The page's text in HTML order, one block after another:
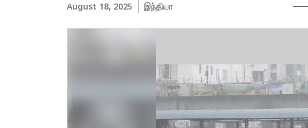
August 18, 2025 இந்தியா